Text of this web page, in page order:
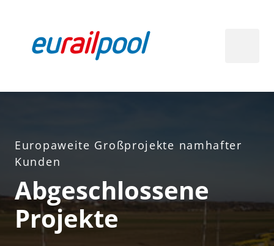
Europaweite Großprojekte
Kunden
Abgeschlossene
Projekte